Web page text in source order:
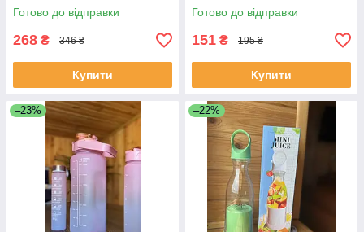
Готово до відправки
268 ₴ 346 ₴
Купити
Готово до відправки
151 ₴ 195 ₴
Купити
–23% –22%